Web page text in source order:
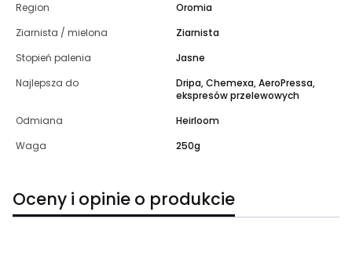
Region
Oromia
Ziarnista / mielona
Ziarnista
Stopień palenia
Jasne
Najlepsza do
Dripa, Chemexa, AeroPressa,
ekspresów przelewowych
Odmiana
Heirloom
Waga
250g
Oceny i opinie o produkcie